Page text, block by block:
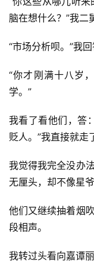
脑在想什么？”我二
“市场分析呗。”我回
“你才刚满十八岁
学。”
我看了看他们，答
贬人。”我直接就走
我觉得我完全没办
无厘头，却不像星
他们又继续抽着烟
段相声。
我转过头看向嘉谭